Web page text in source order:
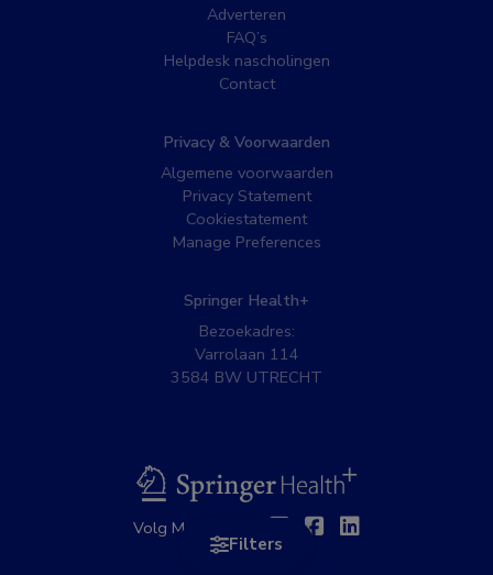
Filters
Adverteren
FAQ’s
Helpdesk nascholingen
Contact
Privacy & Voorwaarden
Algemene voorwaarden
Privacy Statement
Cookiestatement
Manage Preferences
Springer Health+
Bezoekadres:
Varrolaan 114
3584 BW UTRECHT
BSL
Volg MedNet op: TwitterFacebook
Linkedin